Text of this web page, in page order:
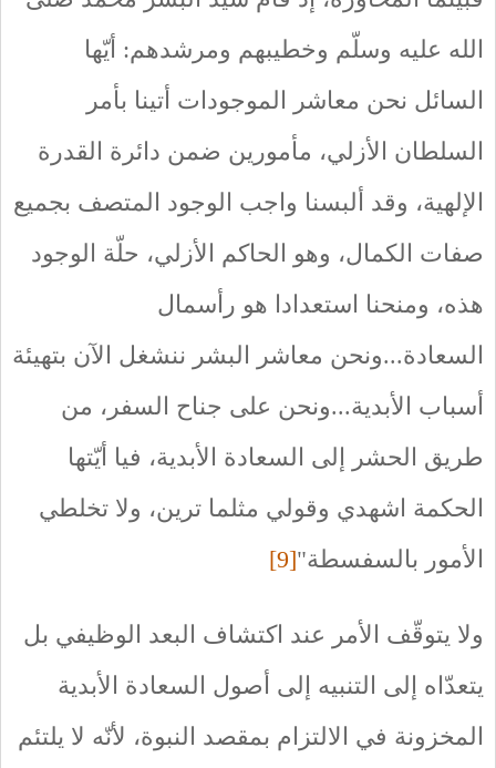
الله عليه وسلّم وخطيبهم ومرشدهم: أيّها
السائل نحن معاشر الموجودات أتينا بأمر
السلطان الأزلي، مأمورين ضمن دائرة القدرة
الإلهية، وقد ألبسنا واجب الوجود المتصف بجميع
صفات الكمال، وهو الحاكم الأزلي، حلّة الوجود
هذه، ومنحنا استعدادا هو رأسمال
السعادة...ونحن معاشر البشر ننشغل الآن بتهيئة
أسباب الأبدية...ونحن على جناح السفر، من
طريق الحشر إلى السعادة الأبدية، فيا أيّتها
الحكمة اشهدي وقولي مثلما ترين، ولا تخلطي
الأمور بالسفسطة"[9]
ولا يتوقّف الأمر عند اكتشاف البعد الوظيفي بل
يتعدّاه إلى التنبيه إلى أصول السعادة الأبدية
المخزونة في الالتزام بمقصد النبوة، لأنّه لا يلتئم